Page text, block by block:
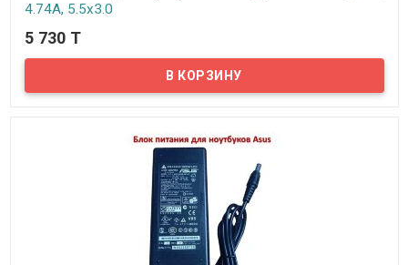
4.74A, 5.5х3.0
В наличии
Предлагаем вам блок питания для ноутбуков Samsung (AP04214-
5 730 T